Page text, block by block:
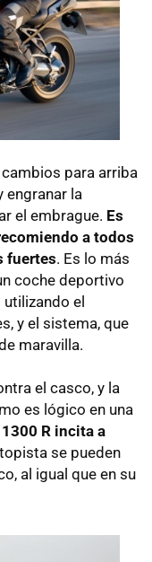
para arriba
engranar la
el embrague. Es
a todos
fuertes. Es lo más
coche deportivo
utilizando el
y el sistema, que
maravilla.
el casco, y la
es lógico en una
1300 R incita a
se pueden
al igual que en su